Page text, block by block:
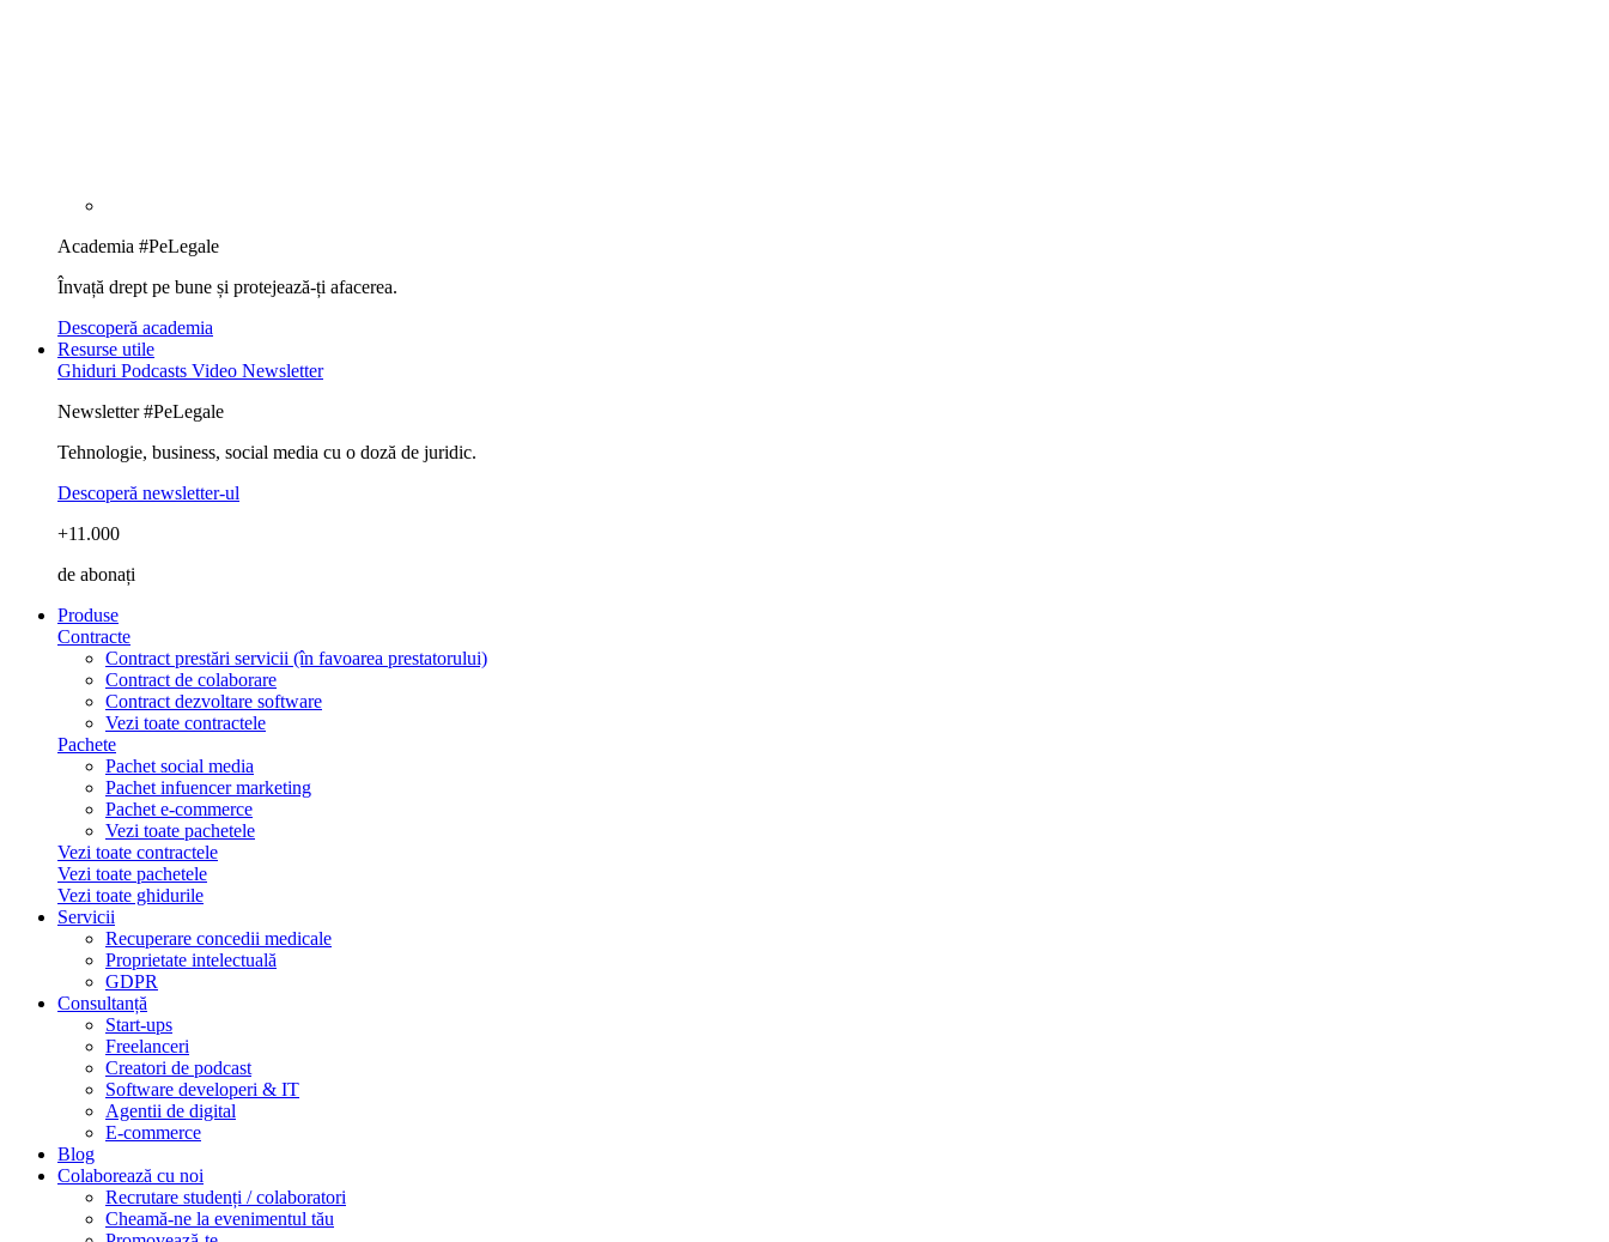
Academia #PeLegale
Învață drept pe bune și protejează-ți afacerea.
Descoperă academia
Resurse utile
Ghiduri Podcasts Video Newsletter
Newsletter #PeLegale
Tehnologie, business, social media cu o doză de juridic.
Descoperă newsletter-ul
+11.000
de abonați
Produse
Contracte
Contract prestări servicii (în favoarea prestatorului)
Contract de colaborare
Contract dezvoltare software
Vezi toate contractele
Pachete
Pachet social media
Pachet infuencer marketing
Pachet e-commerce
Vezi toate pachetele
Vezi toate contractele
Vezi toate pachetele
Vezi toate ghidurile
Servicii
Recuperare concedii medicale
Proprietate intelectuală
GDPR
Consultanță
Start-ups
Freelanceri
Creatori de podcast
Software developeri & IT
Agentii de digital
E-commerce
Blog
Colaborează cu noi
Recrutare studenți / colaboratori
Cheamă-ne la evenimentul tău